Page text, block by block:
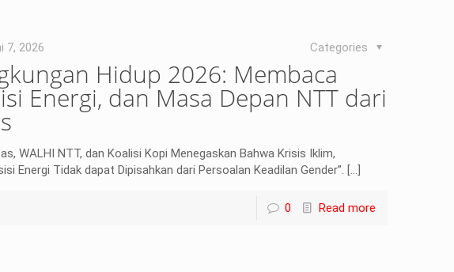
7, 2026 Categories
Hidup 2026: Membaca
Energi, dan Masa Depan NTT dari
WALHI NTT, dan Koalisi Kopi Menegaskan Bahwa Krisis Iklim,
Energi Tidak dapat Dipisahkan dari Persoalan Keadilan Gender”. […]
0 Read more